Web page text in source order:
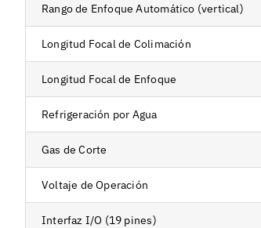
Rango de Enfoque Automático (vertical)
Longitud Focal de Colimación
Longitud Focal de Enfoque
Refrigeración por Agua
Gas de Corte
Voltaje de Operación
Interfaz I/O (19 pines)